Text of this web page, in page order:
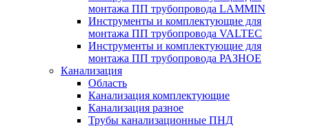
монтажа ПП трубопровода LAMMIN
Инструменты и комплектующие для
монтажа ПП трубопровода VALTEC
Инструменты и комплектующие для
монтажа ПП трубопровода РАЗНОЕ
Канализация
Область
Канализация комплектующие
Канализация разное
Трубы канализационные ПНД